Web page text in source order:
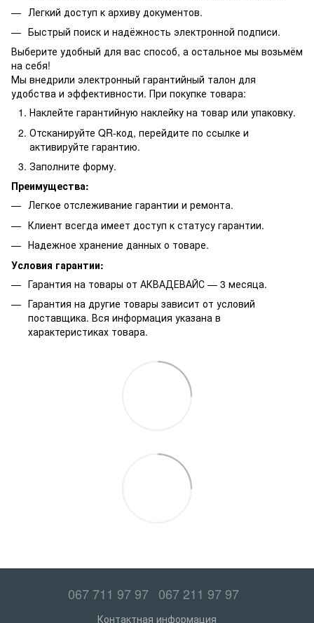
Легкий доступ к архиву документов.
Быстрый поиск и надёжность электронной подписи.
Выберите удобный для вас способ, а остальное мы возьмём
на себя!
Мы внедрили электронный гарантийный талон для
удобства и эффективности. При покупке товара:
Наклейте гарантийную наклейку на товар или упаковку.
Отсканируйте QR-код, перейдите по ссылке и
активируйте гарантию.
Заполните форму.
Преимущества:
Легкое отслеживание гарантии и ремонта.
Клиент всегда имеет доступ к статусу гарантии.
Надежное хранение данных о товаре.
Условия гарантии:
Гарантия на товары от АКВАДЕВАЙС — 3 месяца.
Гарантия на другие товары зависит от условий
поставщика. Вся информация указана в
характеристиках товара.
067 711 97 97 067 211 97 97
Контактная информация